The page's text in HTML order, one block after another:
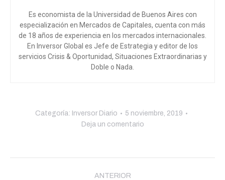
Es economista de la Universidad de Buenos Aires con
especialización en Mercados de Capitales, cuenta con más
de 18 años de experiencia en los mercados internacionales.
En Inversor Global es Jefe de Estrategia y editor de los
servicios Crisis & Oportunidad, Situaciones Extraordinarias y
Doble o Nada.
Categoría: Inversor Diario
5 noviembre, 2019
Deja un comentario
ANTERIOR